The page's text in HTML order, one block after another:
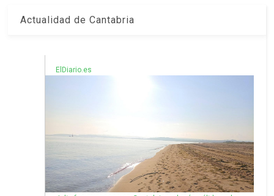
Actualidad de Cantabria
ElDiario.es